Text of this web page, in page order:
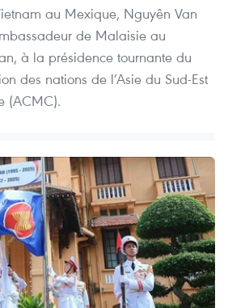
au Mexique, Nguyên Van
de Malaisie au
à la présidence tournante du
des nations de l’Asie du Sud-Est
(ACMC).